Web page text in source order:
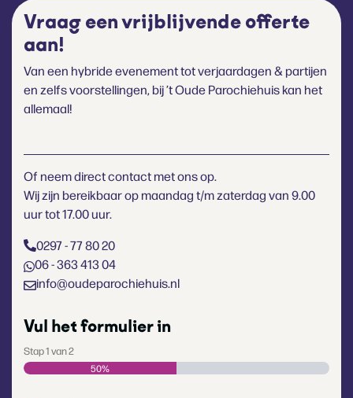
Vraag een vrijblijvende offerte
aan!
Van een hybride evenement tot verjaardagen & partijen
en zelfs voorstellingen, bij ’t Oude Parochiehuis kan het
allemaal!
Of neem direct contact met ons op.
Wij zijn bereikbaar op maandag t/m zaterdag van 9.00
uur tot 17.00 uur.
0297 - 77 80 20
06 - 363 413 04
info@oudeparochiehuis.nl
Vul het formulier in
Stap1van2
50%